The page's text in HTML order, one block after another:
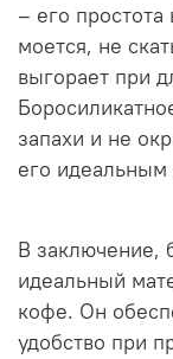
– его
моется, не
выгорает при
запахи и не
его
В заключение,
идеальный
кофе. Он
удобство при